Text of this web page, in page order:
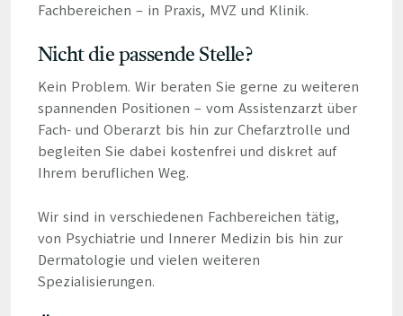
Fachbereichen – in Praxis, MVZ und Klinik.
Nicht die passende Stelle?
Kein Problem. Wir beraten Sie gerne zu weiteren
spannenden Positionen – vom Assistenzarzt über
Fach- und Oberarzt bis hin zur Chefarztrolle und
begleiten Sie dabei kostenfrei und diskret auf
Ihrem beruflichen Weg.
Wir sind in verschiedenen Fachbereichen tätig,
von Psychiatrie und Innerer Medizin bis hin zur
Dermatologie und vielen weiteren
Spezialisierungen.